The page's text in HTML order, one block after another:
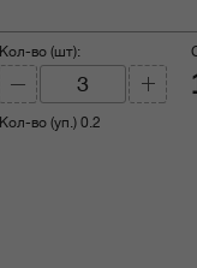
Кол-во (шт):
Кол-во (уп.) 0.2